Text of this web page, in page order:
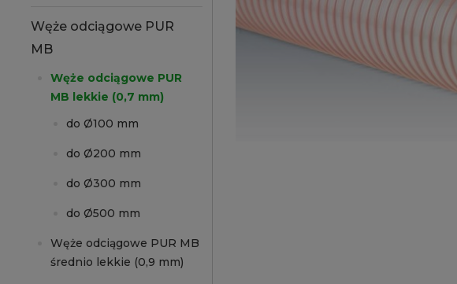
Węże odciągowe PUR
MB
Węże odciągowe PUR
MB lekkie (0,7 mm)
do Ø100 mm
do Ø200 mm
do Ø300 mm
do Ø500 mm
Węże odciągowe PUR MB
średnio lekkie (0,9 mm)